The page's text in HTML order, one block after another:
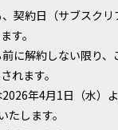
契約日（サブスクリ
す。
に解約しない限り、
れます。
年4月1日（水）
します。